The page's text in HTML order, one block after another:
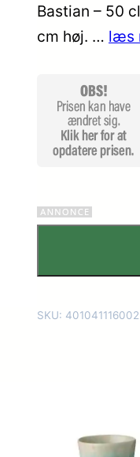
ud af 5
baseret
ømmels
Bastian – 50
cm høj. … læs
SKU: